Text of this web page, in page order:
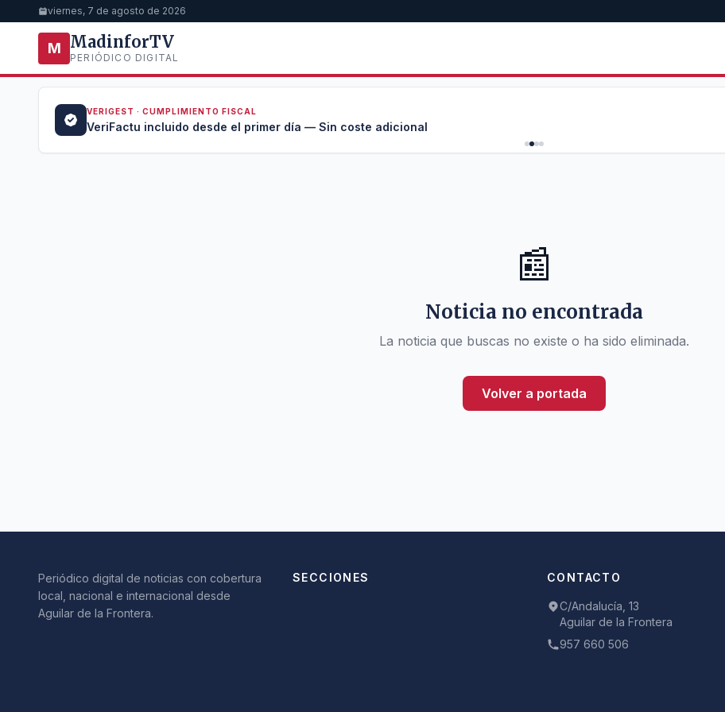
viernes, 7 de agosto de 2026
M MadinforTV
PERIÓDICO DIGITAL
VERIGEST · CUMPLIMIENTO FISCAL
VeriFactu incluido desde el primer día — Sin coste adicional
📰
Noticia no encontrada
La noticia que buscas no existe o ha sido eliminada.
Volver a portada
Periódico digital de noticias con cobertura
local, nacional e internacional desde
Aguilar de la Frontera.
SECCIONES CONTACTO
C/Andalucía, 13
Aguilar de la Frontera
957 660 506